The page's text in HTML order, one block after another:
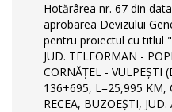
Hotărârea nr. 67 din
aprobarea Devizului
pentru proiectul cu titlul
JUD. TELEORMAN -
CORNĂŢEL - VULPEŞTI
136+695, L=25,995 KM,
RECEA, BUZOEŞTI,